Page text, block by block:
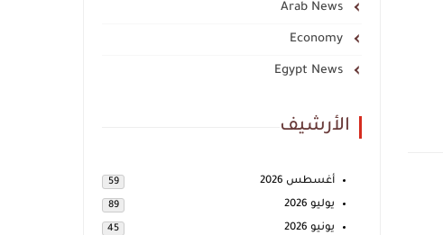
Arab News
Economy
Egypt News
الأرشيف
أغسطس 2026 59
يوليو 2026 89
يونيو 2026 45